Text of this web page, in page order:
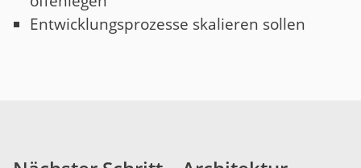
Entwicklungsprozesse skalieren sollen